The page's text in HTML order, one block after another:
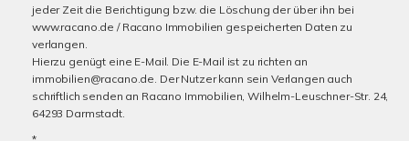
jeder Zeit die Berichtigung bzw. die Löschung der über ihn bei
www.racano.de / Racano Immobilien gespeicherten Daten zu
verlangen.
Hierzu genügt eine E-Mail. Die E-Mail ist zu richten an
immobilien@racano.de. Der Nutzer kann sein Verlangen auch
schriftlich senden an Racano Immobilien, Wilhelm-Leuschner-Str. 24,
64293 Darmstadt.